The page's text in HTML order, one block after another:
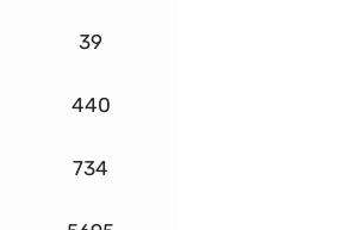
39
440
734